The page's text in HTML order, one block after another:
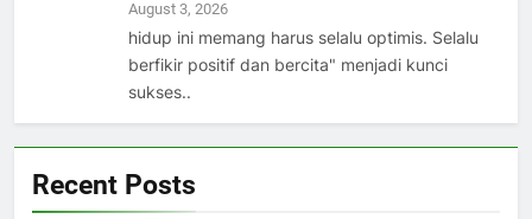
August 3, 2026
hidup ini memang harus selalu optimis. Selalu
berfikir positif dan bercita" menjadi kunci
sukses..
Recent Posts